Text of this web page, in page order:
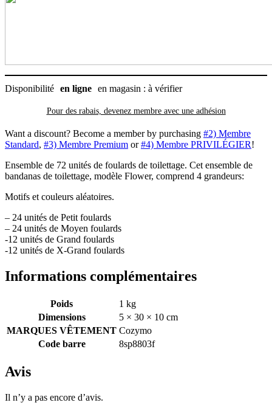
Disponibilité en ligne en magasin : à vérifier
Pour des rabais, devenez membre avec une adhésion
Want a discount? Become a member by purchasing #2) Membre
Standard, #3) Membre Premium or#4) Membre PRIVILÉGIER!
Ensemble de 72 unités de foulards de toilettage. Cet ensemble de
bandanas de toilettage, modèle Flower, comprend 4 grandeurs:
Motifs et couleurs aléatoires.
– 24 unités de Petit foulards
– 24 unités de Moyen foulards
-12 unités de Grand foulards
-12 unités de X-Grand foulards
Informations complémentaires
Poids
1 kg
Dimensions
5 × 30 × 10 cm
MARQUES VÊTEMENT Cozymo
Code barre
8sp8803f
Avis
Il n’y a pas encore d’avis.